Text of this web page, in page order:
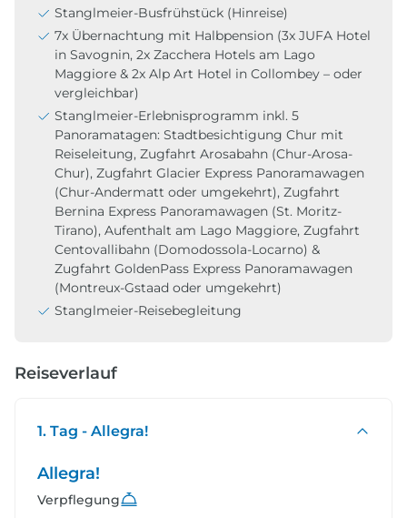
Stanglmeier-Busfrühstück (Hinreise)
7x Übernachtung mit Halbpension (3x JUFA Hotel
in Savognin, 2x Zacchera Hotels am Lago
Maggiore & 2x Alp Art Hotel in Collombey – oder
vergleichbar)
Stanglmeier-Erlebnisprogramm inkl. 5
Panoramatagen: Stadtbesichtigung Chur mit
Reiseleitung, Zugfahrt Arosabahn (Chur-Arosa-
Chur), Zugfahrt Glacier Express Panoramawagen
(Chur-Andermatt oder umgekehrt), Zugfahrt
Bernina Express Panoramawagen (St. Moritz-
Tirano), Aufenthalt am Lago Maggiore, Zugfahrt
Centovallibahn (Domodossola-Locarno) &
Zugfahrt GoldenPass Express Panoramawagen
(Montreux-Gstaad oder umgekehrt)
Stanglmeier-Reisebegleitung
Reiseverlauf
1. Tag - Allegra!
Allegra!
Verpflegung